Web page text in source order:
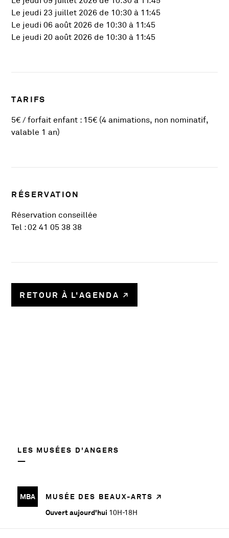
Le jeudi 23 juillet 2026 de 10:30 à 11:45
Le jeudi 06 août 2026 de 10:30 à 11:45
Le jeudi 20 août 2026 de 10:30 à 11:45
TARIFS
5€ / forfait enfant : 15€ (4 animations, non nominatif,
valable 1 an)
RÉSERVATION
Réservation conseillée
Tel : 02 41 05 38 38
RETOUR À L'AGENDA
LES MUSÉES D'ANGERS
MBA
MUSÉE DES BEAUX-ARTS
Ouvert aujourd'hui 10H-18H